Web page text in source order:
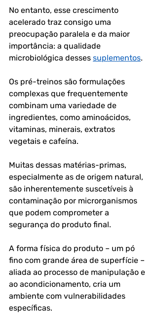
No entanto, esse crescimento
acelerado traz consigo uma
preocupação paralela e da maior
importância: a qualidade
microbiológica desses suplementos.
Os pré-treinos são formulações
complexas que frequentemente
combinam uma variedade de
ingredientes, como aminoácidos,
vitaminas, minerais, extratos
vegetais e cafeína.
Muitas dessas matérias-primas,
especialmente as de origem natural,
são inherentemente suscetíveis à
contaminação por microrganismos
que podem comprometer a
segurança do produto final.
A forma física do produto – um pó
fino com grande área de superfície –
aliada ao processo de manipulação e
ao acondicionamento, cria um
ambiente com vulnerabilidades
específicas.